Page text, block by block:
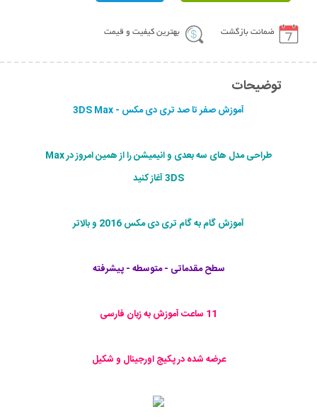
ضمانت بازگشت بهترین کیفیت و قیمت
توضیحات
آموزش صفر تا صد تری دی مکس - 3DS Max
طراحی مدل های سه بعدی و انیمیشن را از همین امروز در Max
3DS آغاز کنید
آموزش گام به گام تری دی مکس 2016 و بالاتر
سطح مقدماتی - متوسطه - پیشرفته
11 ساعت آموزش به زبان فارسی
عرضه شده در پکیج اورجینال و شکیل